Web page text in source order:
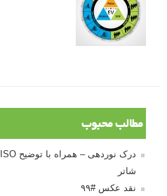
مطالب محبوب
شاتر
نقد عکس #۹۹